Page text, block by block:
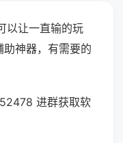
以让一直输的玩
助神器，有需要的
进群获取软